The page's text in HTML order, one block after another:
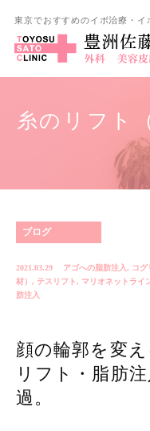
東京でおすすめのイボ治療・イ
糸のリフト
ブログ
2021.03.29 アゴへの脂肪注入, コグ
材） , テスリフト, マリオネットライ
肪注入
顔の輪郭を変
リフト・脂肪
過。